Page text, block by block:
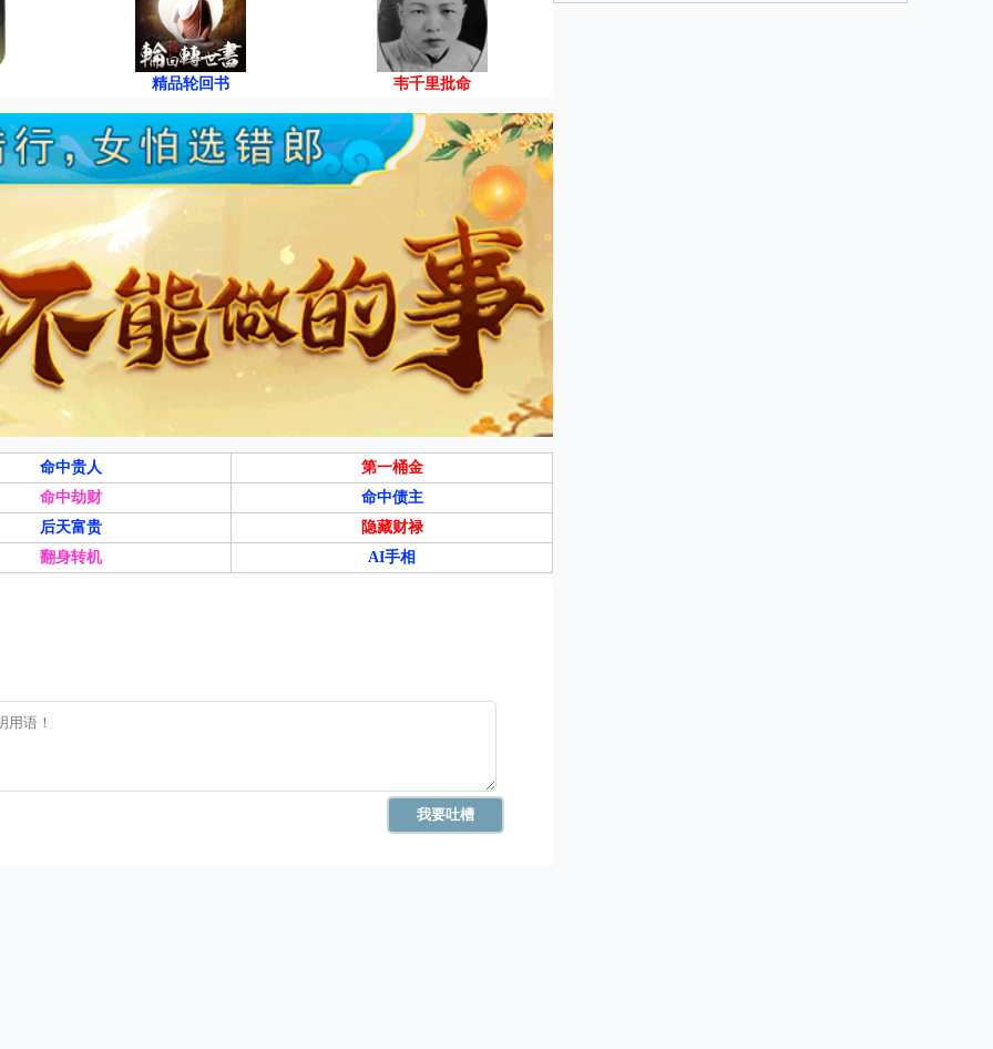
精品轮回书 韦千里批命
命中贵人
第一桶金
命中劫财
命中债主
后天富贵
隐藏财禄
翻身转机
AI手相